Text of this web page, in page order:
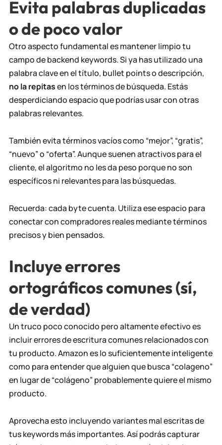
Evita palabras duplicadas
o de poco valor
Otro aspecto fundamental es mantener limpio tu
campo de backend keywords. Si ya has utilizado una
palabra clave en el título, bullet points o descripción,
no la repitasen los términos de búsqueda. Estás
desperdiciando espacio que podrías usar con otras
palabras relevantes.
También evita términos vacíos como “mejor”, “gratis”,
“nuevo” o “oferta”. Aunque suenen atractivos para el
cliente, el algoritmo no les da peso porque no son
específicos ni relevantes para las búsquedas.
Recuerda: cada byte cuenta. Utiliza ese espacio para
conectar con compradores reales mediante términos
precisos y bien pensados.
Incluye errores
ortográficos comunes (sí,
de verdad)
Un truco poco conocido pero altamente efectivo es
incluir errores de escritura comunes relacionados con
tu producto. Amazon es lo suficientemente inteligente
como para entender que alguien que busca “colageno”
en lugar de “colágeno” probablemente quiere el mismo
producto.
Aprovecha esto incluyendo variantes mal escritas de
tus keywords más importantes. Así podrás capturar